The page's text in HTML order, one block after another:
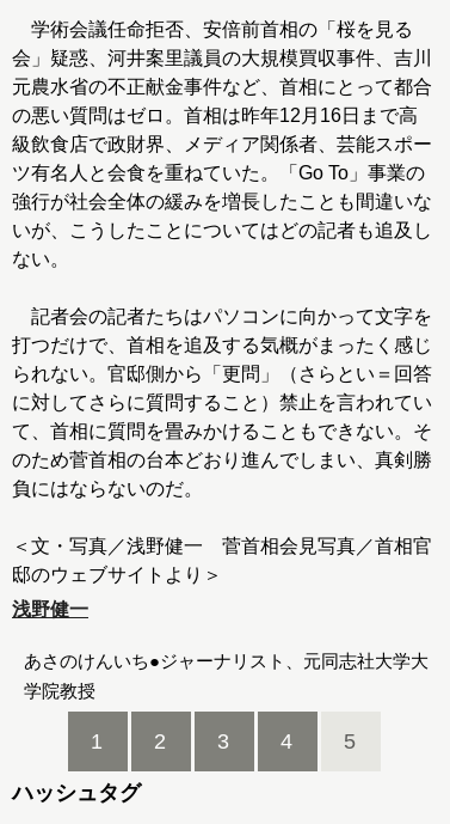
学術会議任命拒否、安倍前首相の「桜を見る
会」疑惑、河井案里議員の大規模買収事件、吉川
元農水省の不正献金事件など、首相にとって都合
の悪い質問はゼロ。首相は昨年12月16日まで高
級飲食店で政財界、メディア関係者、芸能スポー
ツ有名人と会食を重ねていた。「Go To」事業の
強行が社会全体の緩みを増長したことも間違いな
いが、こうしたことについてはどの記者も追及し
ない。
記者会の記者たちはパソコンに向かって文字を
打つだけで、首相を追及する気概がまったく感じ
られない。官邸側から「更問」（さらとい＝回答
に対してさらに質問すること）禁止を言われてい
て、首相に質問を畳みかけることもできない。そ
のため菅首相の台本どおり進んでしまい、真剣勝
負にはならないのだ。
＜文・写真／浅野健一 菅首相会見写真／首相官
浅野健一
あさのけんいち●ジャーナリスト、元同志社大学大
学院教授
1 2 3 4 5
ハッシュタグ